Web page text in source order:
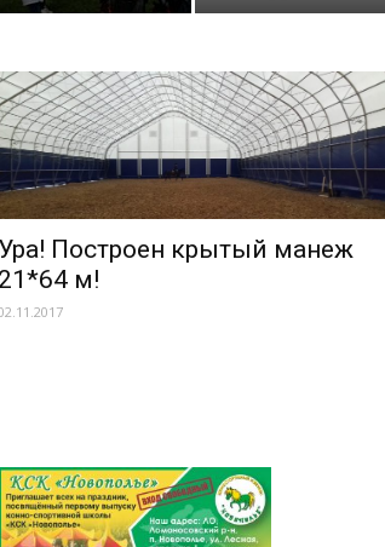
Ура! Построен крытый манеж
21*64 м!